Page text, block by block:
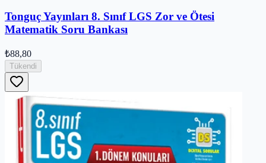
Tonguç Yayınları 8. Sınıf LGS Zor ve Ötesi
Matematik Soru Bankası
₺88,80
Tükendi